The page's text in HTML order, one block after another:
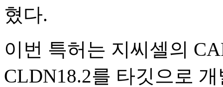
혔다.
이번 특허는 지씨셀의
CLDN18.2를 타깃으로